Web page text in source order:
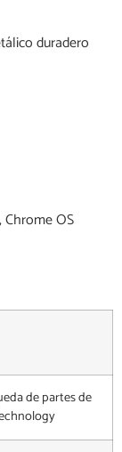
duradero
Chrome OS
de partes de